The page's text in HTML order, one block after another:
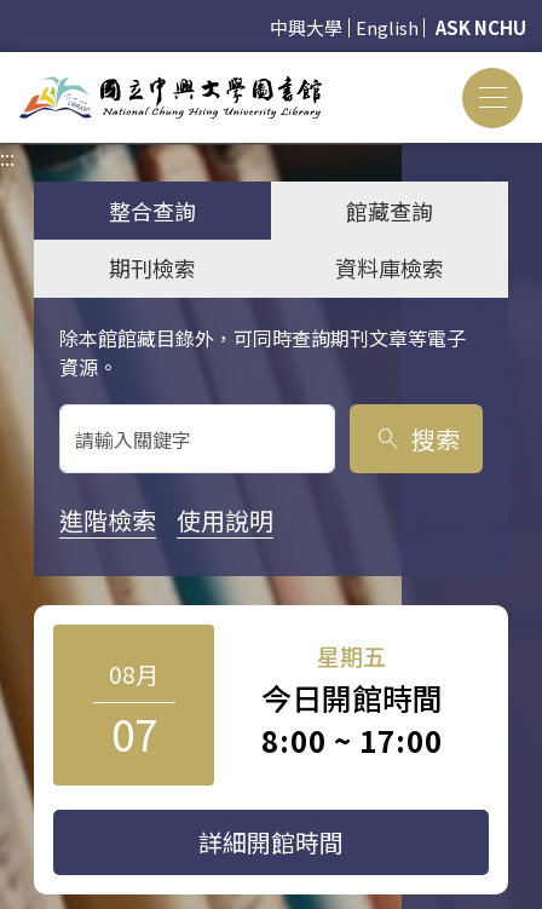
中興大學 English ASK NCHU
:::
整合查詢
館藏查詢
期刊檢索
資料庫檢索
除本館館藏目錄外，可同時查詢期刊文章等電子
資源。
關鍵字搜尋
search 搜索
進階檢索 使用說明
08月
07
星期五
今日開館時間
8:00 ~ 17:00
詳細開館時間